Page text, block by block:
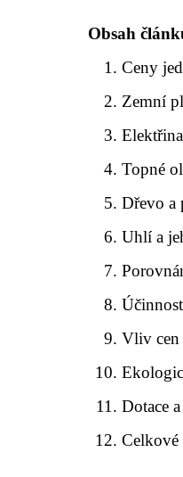
Obsah
Ceny
Zemní
Topné
Dřevo a
Uhlí a
Vliv cen
Dotace
Celkové